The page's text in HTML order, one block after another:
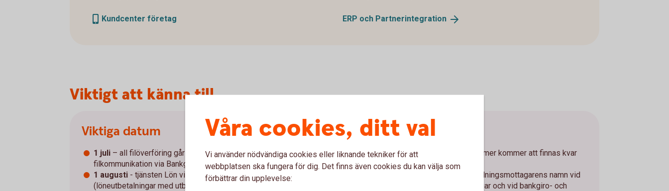
Kundcenter företag ERP och Partnerintegration
Viktigt att känna till
Viktiga datum
1 juli – all filöverföring går via banken, stödet för
filkommunikation via Bankgirot tas bort
1 augusti - tjänsten Lön via Bankgirot (KI) upphör
(löneutbetalningar med utbetalningsdag från och med den 1
Viktig information
Bankgironummer och Plusgironummer kommer att finnas kvar
OCR som fakturareferens kvarstår
Det blir obligatoriskt att ange betalningsmottagarens namn vid
kontoöverföringar, löneutbetalningar och vid bankgiro- och
Våra cookies, ditt val
Vi använder nödvändiga cookies eller liknande tekniker för att
webbplatsen ska fungera för dig. Det finns även cookies du kan välja som
förbättrar din upplevelse: